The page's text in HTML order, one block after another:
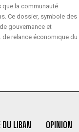
que la communauté
Ce dossier, symbole des
gouvernance et
relance économique du
DU LIBAN OPINION